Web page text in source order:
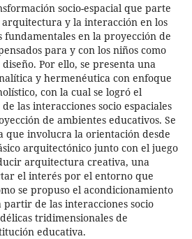
socio-espacial que parte
y la interacción en los
fundamentales en la proyección de
para y con los niños como
Por ello, se presenta una
y hermenéutica con enfoque
con la cual se logró el
las interacciones socio espaciales
de ambientes educativos. Se
que involucra la orientación desde
arquitectónico junto con el juego
arquitectura creativa, una
el interés por el entorno que
se propuso el acondicionamiento
partir de las interacciones socio
tridimensionales de
educativa.